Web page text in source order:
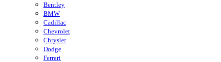
Bentley
BMW
Cadillac
Chevrolet
Chrysler
Dodge
Ferrari